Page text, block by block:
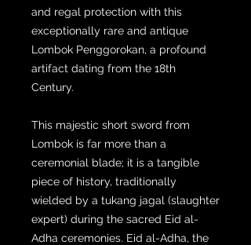
and regal protection with this
exceptionally rare and antique
Lombok Penggorokan, a profound
artifact dating from the 18th
Century.
This majestic short sword from
Lombok is far more than a
ceremonial blade; it is a tangible
piece of history, traditionally
wielded by a tukang jagal (slaughter
expert) during the sacred Eid al-
Adha ceremonies. Eid al-Adha, the